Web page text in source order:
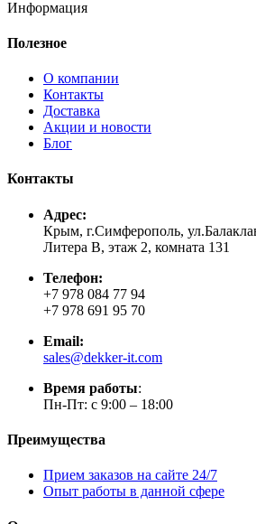
Информация
Полезное
О компании
Контакты
Доставка
Акции и новости
Блог
Контакты
Адрес:
Крым, г.Симферополь,
Литера В, этаж 2, комната 131
Телефон:
+7 978 084 77 94
+7 978 691 95 70
Email:
sales@dekker-it.com
Время работы:
Пн-Пт: с 9:00 – 18:00
Преимущества
Прием заказов на сайте 24/7
Опыт работы в данной сфере